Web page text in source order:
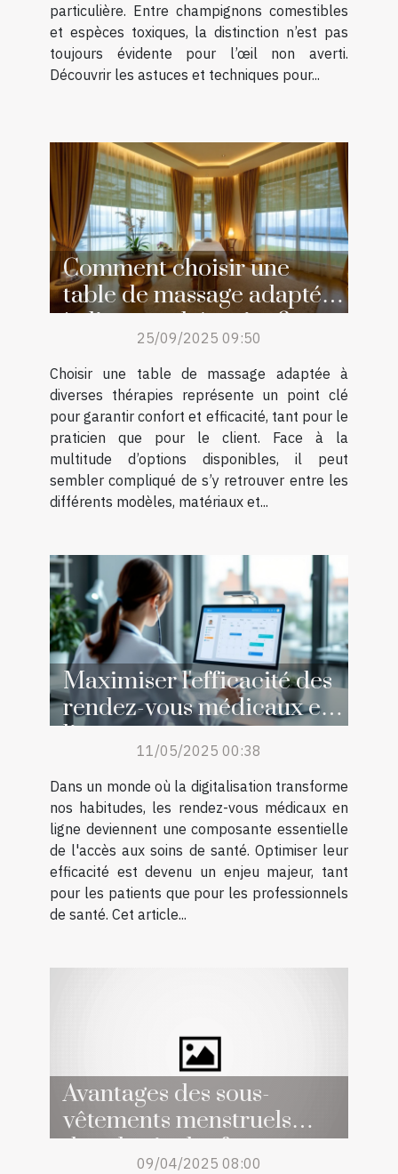
particulière. Entre champignons comestibles
et espèces toxiques, la distinction n’est pas
toujours évidente pour l’œil non averti.
Découvrir les astuces et techniques pour...
Comment choisir une
table de massage adaptée
à diverses thérapies ?
25/09/2025 09:50
Choisir une table de massage adaptée à
diverses thérapies représente un point clé
pour garantir confort et efficacité, tant pour le
praticien que pour le client. Face à la
multitude d’options disponibles, il peut
sembler compliqué de s’y retrouver entre les
différents modèles, matériaux et...
Maximiser l'efficacité des
rendez-vous médicaux en
ligne
11/05/2025 00:38
Dans un monde où la digitalisation transforme
nos habitudes, les rendez-vous médicaux en
ligne deviennent une composante essentielle
de l'accès aux soins de santé. Optimiser leur
efficacité est devenu un enjeu majeur, tant
pour les patients que pour les professionnels
de santé. Cet article...
Avantages des sous-
vêtements menstruels
dans la vie des femmes
09/04/2025 08:00